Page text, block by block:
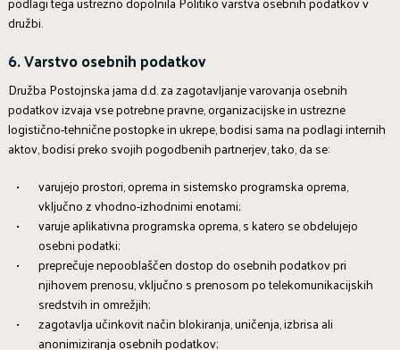
družbi.
6. Varstvo osebnih podatkov
Družba Postojnska jama d.d. za zagotavljanje varovanja osebnih
podatkov izvaja vse potrebne pravne, organizacijske in ustrezne
logistično-tehnične postopke in ukrepe, bodisi sama na podlagi internih
aktov, bodisi preko svojih pogodbenih partnerjev, tako, da se:
varujejo prostori, oprema in sistemsko programska oprema,
vključno z vhodno-izhodnimi enotami;
varuje aplikativna programska oprema, s katero se obdelujejo
osebni podatki;
preprečuje nepooblaščen dostop do osebnih podatkov pri
njihovem prenosu, vključno s prenosom po telekomunikacijskih
sredstvih in omrežjih;
zagotavlja učinkovit način blokiranja, uničenja, izbrisa ali
anonimiziranja osebnih podatkov;